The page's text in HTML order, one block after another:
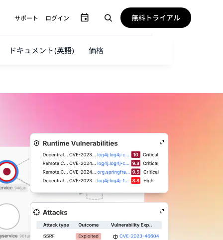
サポート ログイン 無料トライアル
ドキュメント(英語) 価格